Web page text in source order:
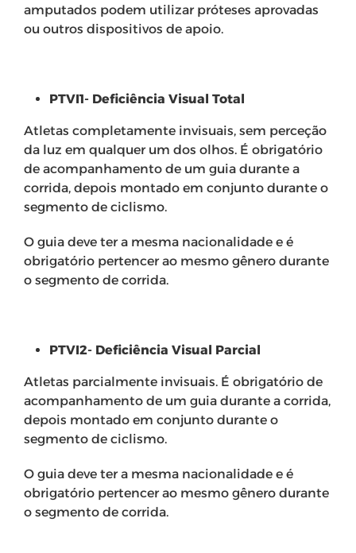
amputados podem utilizar próteses aprovadas
ou outros dispositivos de apoio.
PTVI1- Deficiência Visual Total
Atletas completamente invisuais, sem perceção
da luz em qualquer um dos olhos. É obrigatório
de acompanhamento de um guia durante a
corrida, depois montado em conjunto durante o
segmento de ciclismo.
O guia deve ter a mesma nacionalidade e é
obrigatório pertencer ao mesmo gênero durante
o segmento de corrida.
PTVI2- Deficiência Visual Parcial
Atletas parcialmente invisuais. É obrigatório de
acompanhamento de um guia durante a corrida,
depois montado em conjunto durante o
segmento de ciclismo.
O guia deve ter a mesma nacionalidade e é
obrigatório pertencer ao mesmo gênero durante
o segmento de corrida.